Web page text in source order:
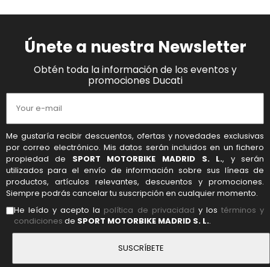
Únete a nuestra Newsletter
Obtén toda la información de los eventos y
promociones Ducati
Me gustaría recibir descuentos, ofertas y novedades exclusivas
por correo electrónico. Mis datos serán incluidos en un fichero
propiedad de SPORT MOTORBIKE MADRID S. L., y serán
utilizados para el envío de información sobre sus líneas de
productos, artículos relevantes, descuentos y promociones.
Siempre podrás cancelar tu suscripción en cualquier momento.
He leído y acepto la política de privacidad y lostérminos y
condiciones de SPORT MOTORBIKE MADRID S. L..